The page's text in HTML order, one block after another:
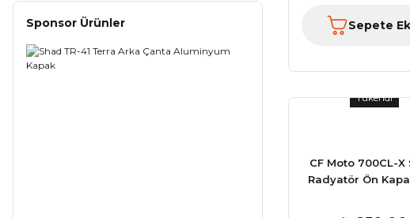
Sponsor Ürünler Sepete
Tükendi
CF Moto 700CL-X
Radyatör Ön